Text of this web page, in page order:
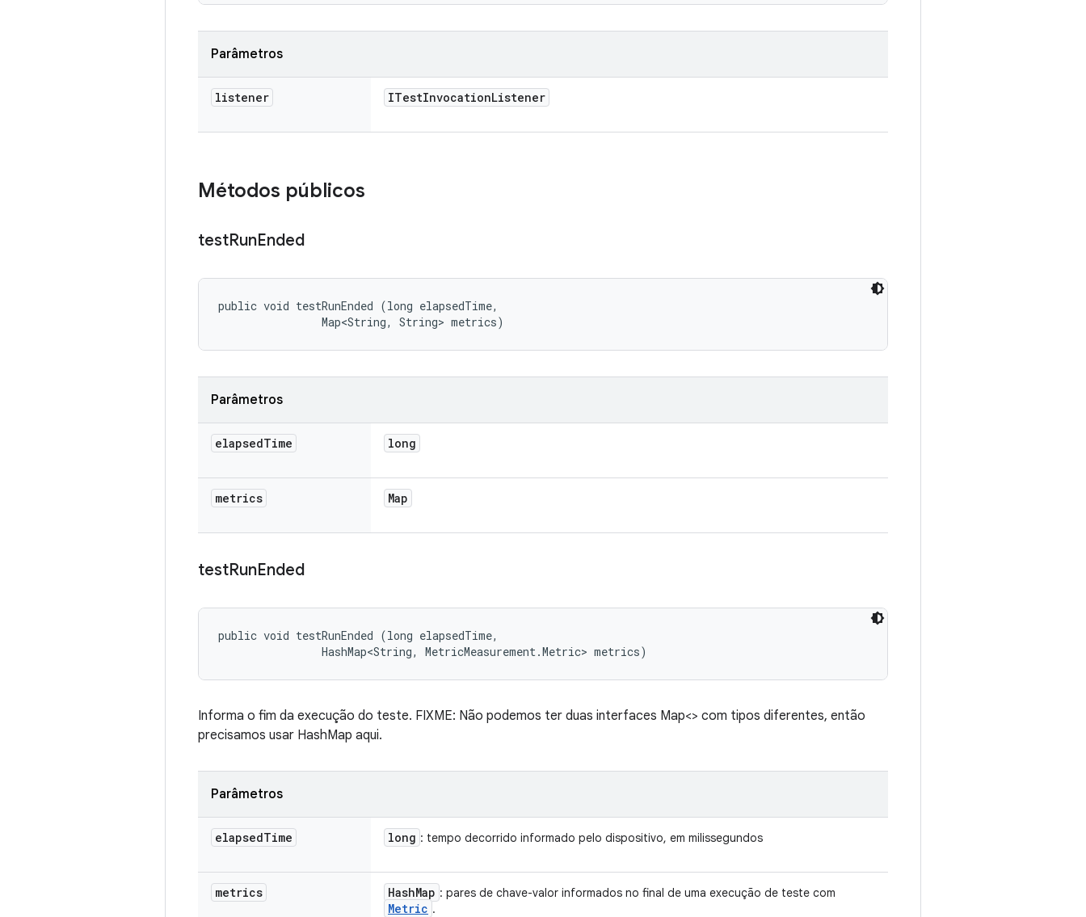
Parâmetros
listener ITestInvocationListener
Métodos públicos
testRunEnded
public void testRunEnded (long elapsedTime,
                Map<String, String> metrics)
Parâmetros
elapsedTime long
metrics Map
testRunEnded
public void testRunEnded (long elapsedTime,
                HashMap<String, MetricMeasurement.Metric> metrics)
Informa o fim da execução do teste. FIXME: Não podemos ter duas interfaces Map<> com tipos diferentes, então
precisamos usar HashMap aqui.
Parâmetros
elapsedTime long : tempo decorrido informado pelo dispositivo, em milissegundos
metrics HashMap : pares de chave-valor informados no final de uma execução de teste com
Metric .